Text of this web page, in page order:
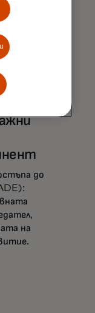
до
на